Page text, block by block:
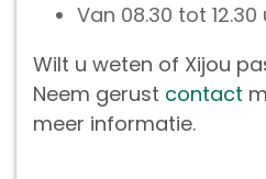
Van 08.30 tot 12.30
Wilt u weten of Xijou
Neem gerust contact
meer informatie.